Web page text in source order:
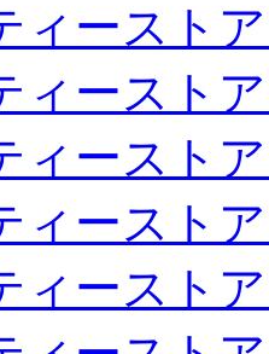
ィースト
ィースト
ィースト
ィースト
ィースト